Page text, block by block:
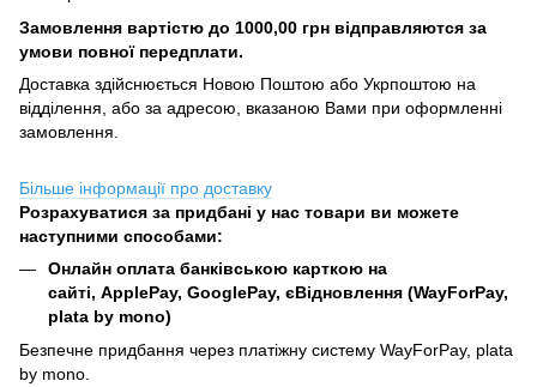
Замовлення вартістю до 1000,00 грн відправляются за
умови повної передплати.
Доставка здійснюється Новою Поштою або Укрпоштою на
відділення, або за адресою, вказаною Вами при оформленні
замовлення.
Більше інформації про доставку
Розрахуватися за придбані у нас товари ви можете
наступними способами:
Онлайн оплата банківською карткою на
сайті, ApplePay, GooglePay, єВідновлення (WayForPay,
plata by mono)
Безпечне придбання через платіжну систему WayForPay, plata
by mono.